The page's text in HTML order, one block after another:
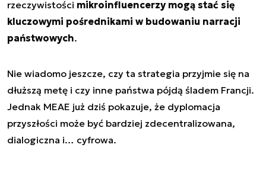
rzeczywistości mikroinfluencerzy mogą stać się
kluczowymi pośrednikami w budowaniu narracji
państwowych.
Nie wiadomo jeszcze, czy ta strategia przyjmie się na
dłuższą metę i czy inne państwa pójdą śladem Francji.
Jednak MEAE już dziś pokazuje, że dyplomacja
przyszłości może być bardziej zdecentralizowana,
dialogiczna i… cyfrowa.